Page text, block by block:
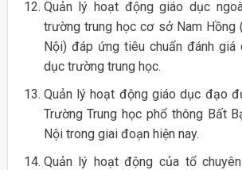
Quản lý hoạt động giáo dục
trường trung học cơ sở Nam Hồng
Nội) đáp ứng tiêu chuẩn đánh giá
dục trường trung học.
Quản lý hoạt động giáo dục đạo
Trường Trung học phổ thông Bất
Nội trong giai đoạn hiện nay.
Quản lý hoạt động của tổ